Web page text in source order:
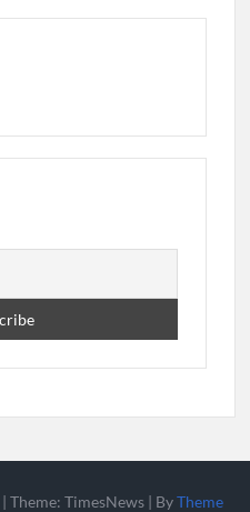
|Theme: TimesNews | ByTheme